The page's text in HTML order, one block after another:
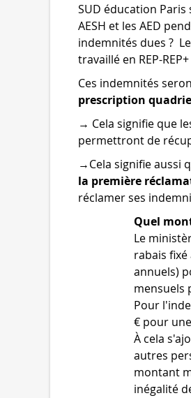
SUD éducation
AESH et les AED
indemnités dues ?
travaillé en REP-REP+
Ces indemnités
prescription
→ Cela signifie que
permettront de
→Cela signifie aussi
la première
réclamer ses
Quel
Le
rabais
annuels)
mensuels
Pour
€ pour
À cela
autres
montant
inégalité